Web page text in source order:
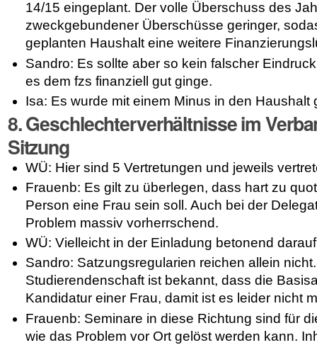
14/15 eingeplant. Der volle Überschuss des
zweckgebundener Überschüsse geringer,
geplanten Haushalt eine weitere
Sandro: Es sollte aber so kein falscher
es dem fzs finanziell gut ginge.
Isa: Es wurde mit einem Minus in den Haushalt
8. Geschlechterverhältnisse im
Sitzung
WÜ: Hier sind 5 Vertretungen und jeweils
Frauenb: Es gilt zu überlegen, dass hart zu
Person eine Frau sein soll. Auch bei der
Problem massiv vorherrschend.
WÜ: Vielleicht in der Einladung betonend
Sandro: Satzungsregularien reichen allein
Studierendenschaft ist bekannt, dass die
Kandidatur einer Frau, damit ist es leider nicht
Frauenb: Seminare in diese Richtung sind für
wie das Problem vor Ort gelöst werden kann.